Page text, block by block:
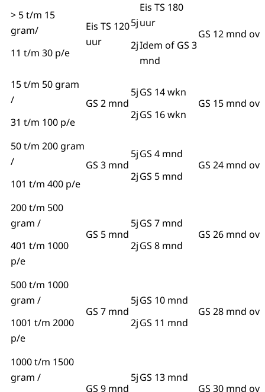
> 5 t/m 15
gram/
11 t/m 30 p/e
Eis TS 120
uur
5j
2j
Eis TS 180
uur
Idem of GS 3
mnd
GS 12 mnd ov
15 t/m 50 gram
/
31 t/m 100 p/e
GS 2 mnd
5j
2j
GS 14 wkn
GS 16 wkn
GS 15 mnd ov
50 t/m 200 gram
/
101 t/m 400 p/e
GS 3 mnd
5j
2j
GS 4 mnd
GS 5 mnd
GS 24 mnd ov
200 t/m 500
gram /
401 t/m 1000
p/e
GS 5 mnd
5j
2j
GS 7 mnd
GS 8 mnd
GS 26 mnd ov
500 t/m 1000
gram /
1001 t/m 2000
p/e
GS 7 mnd
5j
2j
GS 10 mnd
GS 11 mnd
GS 28 mnd ov
1000 t/m 1500
gram /
GS 9 mnd
5jGS 13 mnd
GS 30 mnd ov